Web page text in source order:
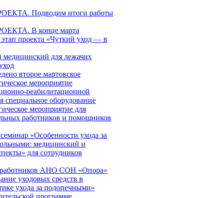
Подводим итоги работы
В конце марта
проекта «Чуткий уход — в
для лежачих
второе мартовское
мероприятие
реабилитационной
специальное оборудование
мероприятие для
работников и помощников
«Особенности ухода за
медицинский и
для сотрудников
АНО СОН «Опора»
уходовых средств в
ухода за подопечными»
программе